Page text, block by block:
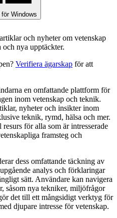
för Windows
och nyheter om vetenskap
nya upptäckter.
Verifiera ägarskap för att
en omfattande plattform för
inom vetenskap och teknik.
nyheter och insikter inom
teknik, rymd, hälsa och mer.
för alla som är intresserade
framsteg och
dess omfattande täckning av
analys och förklaringar
sätt. Användare kan navigera
såsom nya tekniker, miljöfrågor
det till ett mångsidigt verktyg för
djupare intresse för vetenskap.